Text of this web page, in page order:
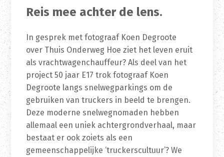
Reis mee achter de lens.
In gesprek met fotograaf Koen Degroote
over Thuis Onderweg Hoe ziet het leven eruit
als vrachtwagenchauffeur? Als deel van het
project 50 jaar E17 trok fotograaf Koen
Degroote langs snelwegparkings om de
gebruiken van truckers in beeld te brengen.
Deze moderne snelwegnomaden hebben
allemaal een uniek achtergrondverhaal, maar
bestaat er ook zoiets als een
gemeenschappelijke ‘truckerscultuur’? We